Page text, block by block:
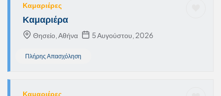
Καμαριέρες
Καμαριέρα
Θησείο, Αθήνα 5 Αυγούστου, 2026
Πλήρης Απασχόληση
Καμαριέρες